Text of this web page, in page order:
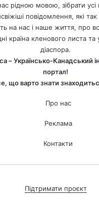
рідною мовою, зібрати усі
повідомлення, які
на нас і наше життя, про
країна кленового листа та
діаспора.
– Українсько-Канадський
портал!
що варто знати
Про нас
Реклама
Контакти
Підтримати проєкт